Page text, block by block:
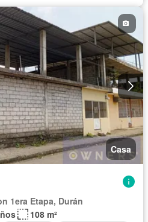
Casa
1era Etapa, Durán
108 m²